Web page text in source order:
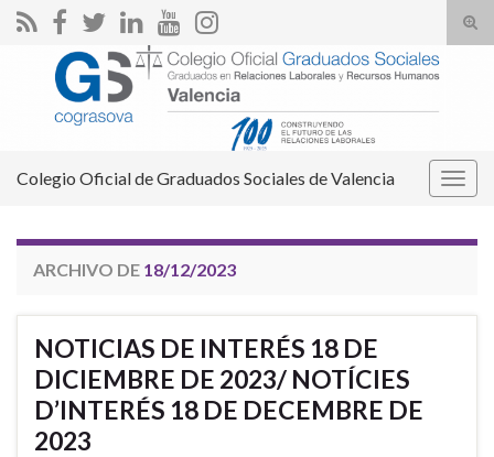
el
Search for:
Colegio Oficial de Graduados Sociales de Valencia
ARCHIVO DE 18/12/2023
NOTICIAS DE INTERÉS 18 DE
DICIEMBRE DE 2023/ NOTÍCIES
D’INTERÉS 18 DE DECEMBRE DE
2023